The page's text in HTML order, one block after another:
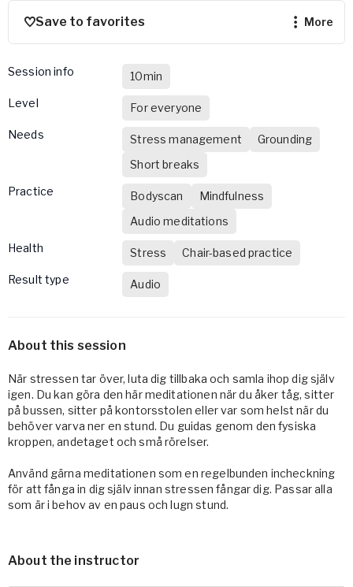
Save to favorites more
Session info
10min
Level
For everyone
Needs
Stress management
Grounding
Short breaks
Practice
Bodyscan
Mindfulness
Audio meditations
Health
Stress
Chair-based practice
Result type
Audio
About this session
När stressen tar över, luta dig tillbaka och samla ihop dig själv
igen. Du kan göra den här meditationen när du åker tåg, sitter
på bussen, sitter på kontorsstolen eller var som helst när du
behöver varva ner en stund. Du guidas genom den fysiska
kroppen, andetaget och små rörelser.
Använd gärna meditationen som en regelbunden incheckning
för att fånga in dig själv innan stressen fångar dig. Passar alla
som är i behov av en paus och lugn stund.
About the instructor